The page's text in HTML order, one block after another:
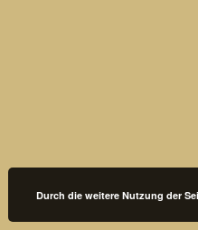
Durch die weitere Nutzung der